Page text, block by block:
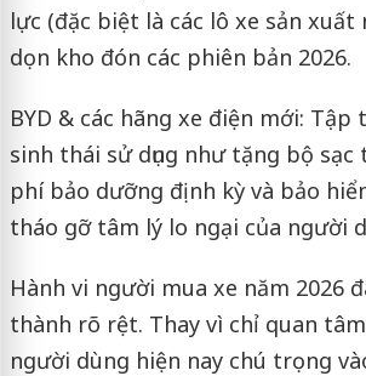
lực (đặc biệt là các lô xe sản xuất
dọn kho đón các phiên bản 2026.
BYD & các hãng xe điện mới: Tập
sinh thái sử dụng như tặng bộ sạc
phí bảo dưỡng định kỳ và bảo
tháo gỡ tâm lý lo ngại của người
Hành vi người mua xe năm 2026
thành rõ rệt. Thay vì chỉ quan
người dùng hiện nay chú trọng